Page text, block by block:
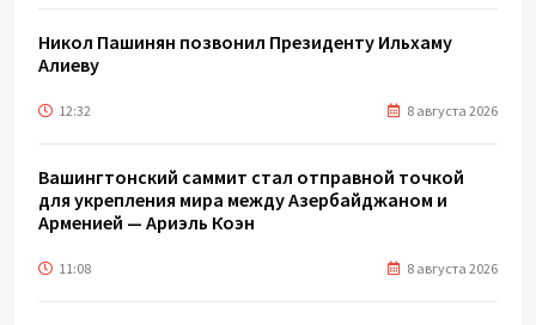
Никол Пашинян позвонил Президенту Ильхаму
Алиеву
12:32 8 августа 2026
Вашингтонский саммит стал отправной точкой
для укрепления мира между Азербайджаном и
Арменией — Ариэль Коэн
11:08 8 августа 2026